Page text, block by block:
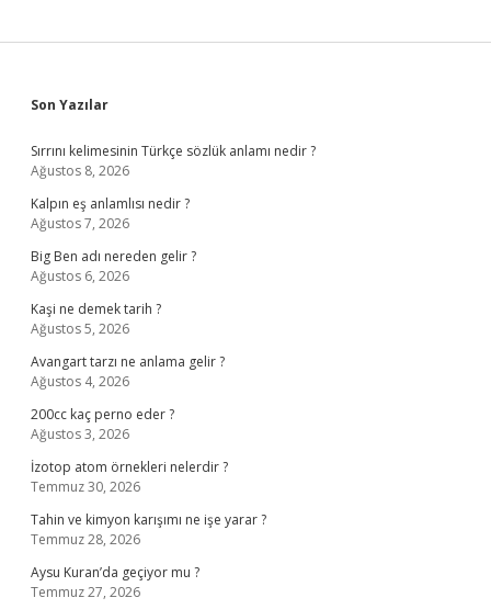
Sidebar
Son Yazılar
Sırrını kelimesinin Türkçe sözlük anlamı nedir ?
Ağustos 8, 2026
Kalpın eş anlamlısı nedir ?
Ağustos 7, 2026
Big Ben adı nereden gelir ?
Ağustos 6, 2026
Kaşi ne demek tarih ?
Ağustos 5, 2026
Avangart tarzı ne anlama gelir ?
Ağustos 4, 2026
200cc kaç perno eder ?
Ağustos 3, 2026
İzotop atom örnekleri nelerdir ?
Temmuz 30, 2026
Tahin ve kimyon karışımı ne işe yarar ?
Temmuz 28, 2026
Aysu Kuran’da geçiyor mu ?
Temmuz 27, 2026